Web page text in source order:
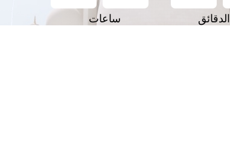
ساعات الدقائق